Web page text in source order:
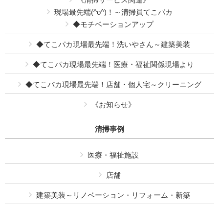
現場最先端(^o^)！～清掃員てこパカ
◆モチベーションアップ
◆てこパカ現場最先端！洗いやさん～建築美装
◆てこパカ現場最先端！医療・福祉関係現場より
◆てこパカ現場最先端！店舗・個人宅～クリーニング
《お知らせ》
清掃事例
医療・福祉施設
店舗
建築美装～リノベーション・リフォーム・新築